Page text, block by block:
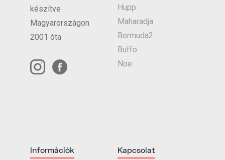
készítve
Magyarországon
2001 óta
Hupp
Maharadja
Bermuda2
Buffo
Noe
Információk Kapcsolat